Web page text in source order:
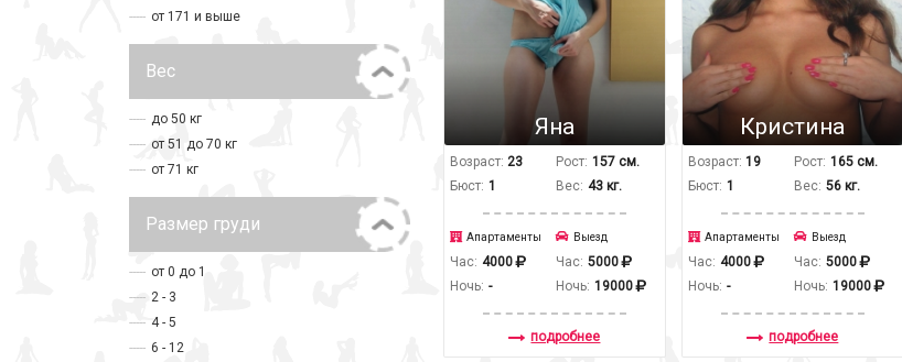
от 171 и выше
Вес
до 50 кг
от 51 до 70 кг
от 71 кг
Размер груди
от 0 до 1
2 - 3
4 - 5
6 - 12
Яна
Возраст: 23
Бюст: 1
Рост: 157 см.
Вес: 43 кг.
Апартаменты
Час: 4000
Ночь: -
Выезд
Час: 5000
Ночь: 19000
подробнее
Кристина
Возраст: 19
Бюст: 1
Рост: 165 см.
Вес: 56 кг.
Апартаменты
Час: 4000
Ночь: -
Выезд
Час: 5000
Ночь: 19000
подробнее